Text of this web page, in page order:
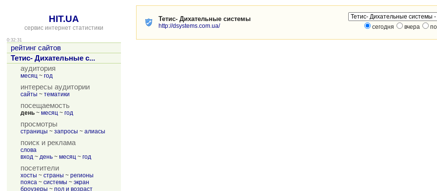
HIT.UA
сервис интернет статистики
0:32:31
рейтинг сайтов
Тетис- Дихательные с...
аудитория
месяц ~ год
интересы аудитории
сайты ~ тематики
посещаемость
день ~ месяц ~ год
просмотры
страницы ~ запросы ~ алиасы
поиск и реклама
слова
вход ~ день ~ месяц ~ год
посетители
хосты ~ страны ~ регионы
пояса ~ системы ~ экран
броузеры ~ пол и возраст
Тетис- Дихательные системы
http://dsystems.com.ua/ сегодня вчера